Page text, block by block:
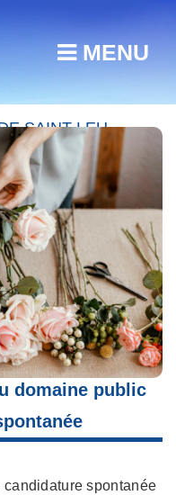
MENU
SAINT-LEU
– Délivrance
domaine public
spontanée